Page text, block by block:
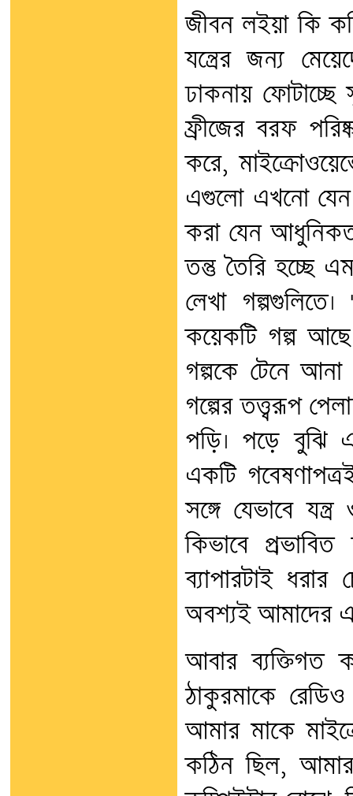
জীবন লইয়া কি
যন্ত্রের জন্য
ঢাকনায়
ফ্রীজের বরফ
করে,
এগুলো এখনো যেন
করা যেন
তন্তু তৈরি হচ্ছে
লেখা
কয়েকটি গল্প
গল্পকে টেনে
গল্পের তত্ত্বরূপ
পড়ি। পড়ে বুঝি এই
একটি
সঙ্গে যেভাবে
কিভাবে
ব্যাপারটাই ধরার
অবশ্যই আমাদের
আবার ব্যক্তিগত
ঠাকুরমাকে
আমার মাকে
কঠিন ছিল, আমার